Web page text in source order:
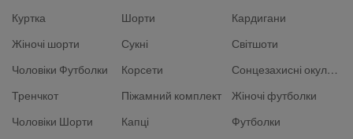
Куртка
Шорти
Кардигани
Жіночі шорти
Сукні
Світшоти
Чоловіки Футболки
Корсети
Сонцезахисні окуляри
Тренчкот
Піжамний комплект
Жіночі футболки
Чоловіки Шорти
Капці
Футболки